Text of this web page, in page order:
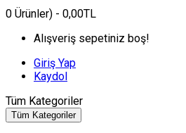
0 Ürünler) - 0,00TL
Alışveriş sepetiniz boş!
Giriş Yap
Kaydol
Tüm Kategoriler
Tüm Kategoriler